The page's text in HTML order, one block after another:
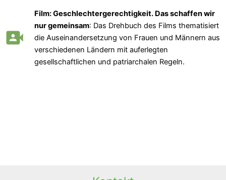
Film: Geschlechtergerechtigkeit. Das schaffen wir
nur gemeinsam: Das Drehbuch des Films thematisiert
die Auseinandersetzung von Frauen und Männern aus
verschiedenen Ländern mit auferlegten
gesellschaftlichen und patriarchalen Regeln.